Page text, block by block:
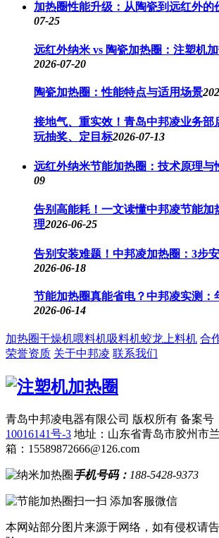
加热圈性能升级：从陶瓷到远红外的
07-25
远红外纳米 vs 陶瓷加热圈：注塑机
2026-07-20
陶瓷加热圈：性能特点与适用场景
接地气、重实效！青岛中邦凌业务部
玩抽奖、定目标2026-07-13
远红外纳米节能加热圈：技术原理与
09
告别高能耗！一文读懂中邦凌节能加
理2026-06-25
告别安装难题！中邦凌加热圈：3步
2026-06-18
节能加热圈真能省电？中邦凌实测：
2026-06-14
加热圈干燥机喂料机吸料机蛟龙上料机 合
荣誉资质 关于中邦凌 联系我们
青岛中邦凌电器有限公司 版权所有 备案号
10016141号-3 地址：山东省青岛市胶州市
箱：15589872666@126.com
手机号码： 188-5428-9373
扫一扫 添加客服微信
本网站部分图片来源于网络，如有侵权请